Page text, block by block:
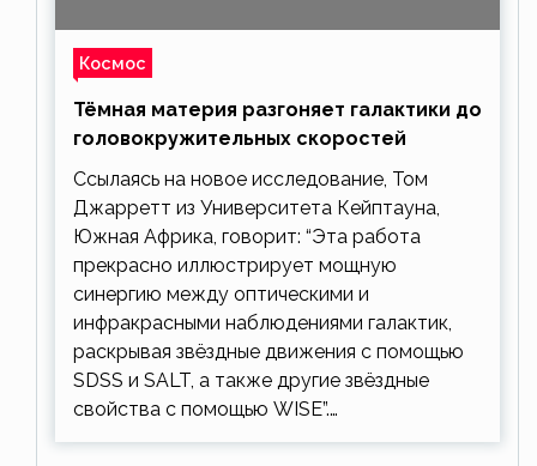
Космос
Тёмная материя разгоняет галактики до
головокружительных скоростей
Ссылаясь на новое исследование, Том
Джарретт из Университета Кейптауна,
Южная Африка, говорит: “Эта работа
прекрасно иллюстрирует мощную
синергию между оптическими и
инфракрасными наблюдениями галактик,
раскрывая звёздные движения с помощью
SDSS и SALT, а также другие звёздные
свойства с помощью WISE”.…